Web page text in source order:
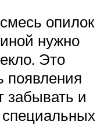
опилок
нужно
Это
появления
забывать и